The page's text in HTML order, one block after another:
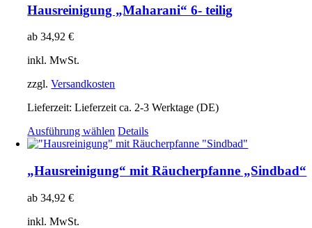
Varianten
auf.
gewählt
Hausreinigung „Maharani“ 6- teilig
ab34,92€
inkl. MwSt.
zzgl.Versandkosten
Lieferzeit:Lieferzeit ca. 2-3 Werktage (DE)
Ausführung wählen Dieses
Produkt
mehrere
Varianten
Details
„Hausreinigung“ mit Räucherpfanne „Sindbad“
ab34,92€
inkl. MwSt.